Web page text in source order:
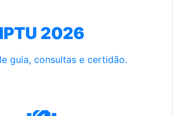
IPTU 2026
guia, consultas e certidão.